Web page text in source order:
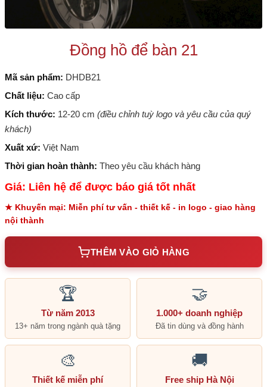
Đồng hồ để bàn 21
Mã sản phẩm: DHDB21
Chất liệu: Cao cấp
Kích thước: 12-20 cm (điều chỉnh tuỳ logo và yêu cầu của quý
khách)
Xuất xứ: Việt Nam
Thời gian hoàn thành: Theo yêu cầu khách hàng
Giá: Liên hệ để được báo giá tốt nhất
★ Khuyến mại: Miễn phí tư vấn - thiết kế - in logo - giao hàng
nội thành
THÊM VÀO GIỎ HÀNG
🏆
Từ năm 2013
13+ năm trong ngành quà tặng
🤝
1.000+ doanh nghiệp
Đã tin dùng và đồng hành
🎨
Thiết kế miễn phí
🚚
Free ship Hà Nội